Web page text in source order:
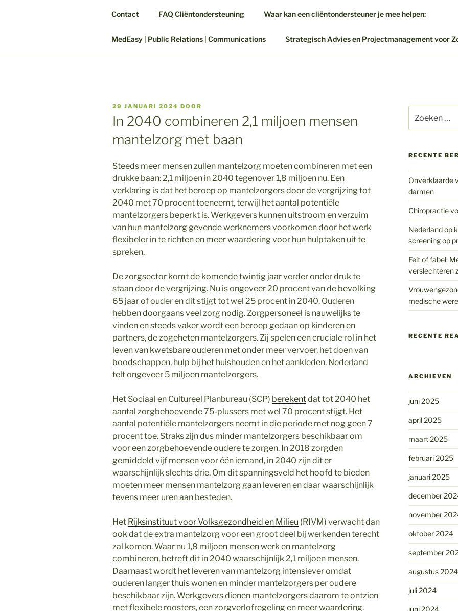
Contact FAQ Cliëntondersteuning Waar kan een cliëntondersteuner je mee helpen:
MedEasy | Public Relations | Communications Strategisch Advies en Projectmanagement voor
GEPLAATST
OP
29 JANUARI 2024 DOOR
In 2040 combineren 2,1 miljoen mensen
mantelzorg met baan
Steeds meer mensen zullen mantelzorg moeten combineren met een
drukke baan: 2,1 miljoen in 2040 tegenover 1,8 miljoen nu. Een
verklaring is dat het beroep op mantelzorgers door de vergrijzing tot
2040 met 70 procent toeneemt, terwijl het aantal potentiële
mantelzorgers beperkt is. Werkgevers kunnen uitstroom en verzuim
van hun mantelzorg gevende werknemers voorkomen door het werk
flexibeler in te richten en meer waardering voor hun hulptaken uit te
spreken.
De zorgsector komt de komende twintig jaar verder onder druk te
staan door de vergrijzing. Nu is ongeveer 20 procent van de bevolking
65 jaar of ouder en dit stijgt tot wel 25 procent in 2040. Ouderen
hebben doorgaans veel zorg nodig. Zorgpersoneel is nauwelijks te
vinden en steeds vaker wordt een beroep gedaan op kinderen en
partners, de zogeheten mantelzorgers. Zij spelen een cruciale rol in het
leven van kwetsbare ouderen met onder meer vervoer, het doen van
boodschappen, hulp bij het huishouden en het aankleden. Nederland
telt ongeveer 5 miljoen mantelzorgers.
Het Sociaal en Cultureel Planbureau (SCP) berekentdat tot 2040 het
aantal zorgbehoevende 75-plussers met wel 70 procent stijgt. Het
aantal potentiële mantelzorgers neemt in die periode met nog geen 7
procent toe. Straks zijn dus minder mantelzorgers beschikbaar om
voor een zorgbehoevende oudere te zorgen. In 2018 zorgden
gemiddeld vijf mensen voor één iemand, in 2040 zijn dit er
waarschijnlijk slechts drie. Om dit spanningsveld het hoofd te bieden
moeten meer mensen mantelzorg gaan leveren en daar waarschijnlijk
tevens meer uren aan besteden.
Het Rijksinstituut voor Volksgezondheid en Milieu (RIVM) verwacht dan
ook dat de extra mantelzorg voor een groot deel bij werkenden terecht
zal komen. Waar nu 1,8 miljoen mensen werk en mantelzorg
combineren, betreft dit in 2040 waarschijnlijk 2,1 miljoen mensen.
Daarnaast wordt het leveren van mantelzorg intensiever omdat
ouderen langer thuis wonen en minder mantelzorgers per oudere
beschikbaar zijn. Werkgevers dienen mantelzorgers daarom te ontzien
met flexibele roosters, een zorgverlofregeling en meer waardering.
naar:
RECENTE
Onverklaarde
darmen
Chiropractie
Nederland op
screening op
Feit of fabel:
verslechteren
medische
RECENTE
ARCHIEVEN
juni 2025
april 2025
maart 2025
februari 2025
januari 2025
december
november
oktober 2024
september
augustus 2024
juli 2024